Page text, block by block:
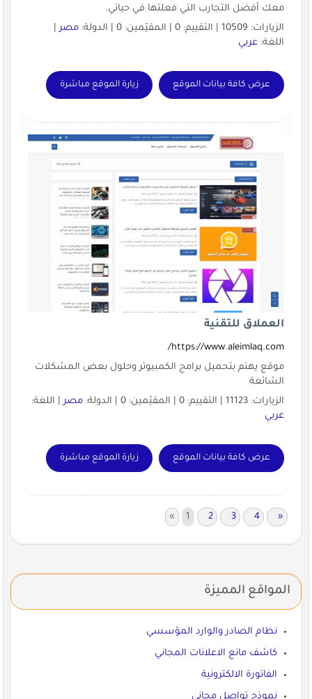
معك أفضل التجارب التي فعلتها في حياتي.
الزيارات: 10509 | التقييم: 0 | المقيّمين: 0 | الدولة:
مصر|
اللغة: عربي
عرض كافة بيانات الموقع زيارة الموقع مباشرة
العملاق للتقنية
https://www.aleimlaq.com/
موقع يهتم بتحميل برامج الكمبيوتر وحلول بعض المشكلات
الشائعة
الزيارات: 11123 | التقييم: 0 | المقيّمين: 0 | الدولة:
مصر| اللغة:
عربي
عرض كافة بيانات الموقع زيارة الموقع مباشرة
« 2 3 4 »
المواقع المميزة
نظام الصادر والوارد المؤسسي
كاشف مانع الاعلانات المجاني
الفاتورة الالكترونية
نموذج تواصل مجاني